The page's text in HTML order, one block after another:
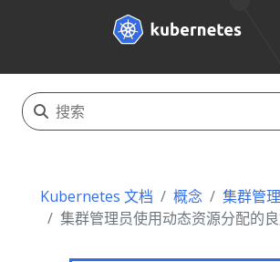
Kubernetes 文档 概念
集群管理
集群管理员使用动态资源分配的